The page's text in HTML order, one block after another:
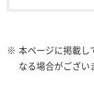
※ 本ページに掲載し
なる場合がござい